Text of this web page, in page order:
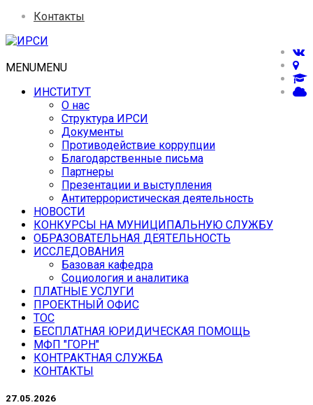
Контакты
MENUMENU
ИНСТИТУТ
О нас
Структура ИРСИ
Документы
Противодействие коррупции
Благодарственные письма
Партнеры
Презентации и выступления
Антитеррористическая деятельность
НОВОСТИ
КОНКУРСЫ НА МУНИЦИПАЛЬНУЮ СЛУЖБУ
ОБРАЗОВАТЕЛЬНАЯ ДЕЯТЕЛЬНОСТЬ
ИССЛЕДОВАНИЯ
Базовая кафедра
Социология и аналитика
ПЛАТНЫЕ УСЛУГИ
ПРОЕКТНЫЙ ОФИС
ТОС
БЕСПЛАТНАЯ ЮРИДИЧЕСКАЯ ПОМОЩЬ
МФП "ГОРН"
КОНТРАКТНАЯ СЛУЖБА
КОНТАКТЫ
27.05.2026